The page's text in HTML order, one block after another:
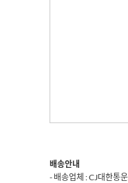
배송안내
- 배송업체 : CJ대한통